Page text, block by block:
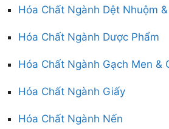
Hóa Chất Ngành Dệt Nhuộm
Hóa Chất Ngành Dược Phẩm
Hóa Chất Ngành Gạch Men &
Hóa Chất Ngành Giấy
Hóa Chất Ngành Nến